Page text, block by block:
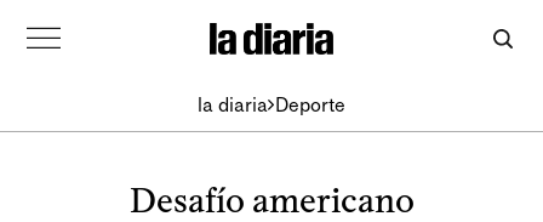
la diaria Deporte
Desafío americano